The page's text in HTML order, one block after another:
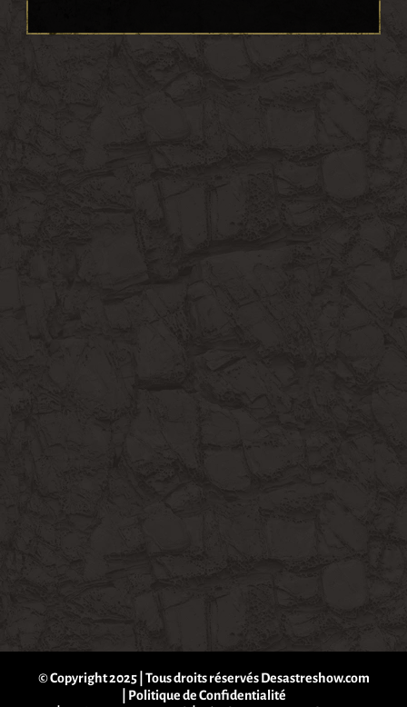
© Copyright 2025 | Tous droits réservés Desastreshow.com
Politique de Confidentialité